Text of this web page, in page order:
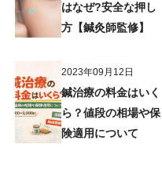
はなぜ?安全な押し
方【鍼灸師監修】
2023年09月12日
鍼治療の料金はいく
ら？値段の相場や保
険適用について